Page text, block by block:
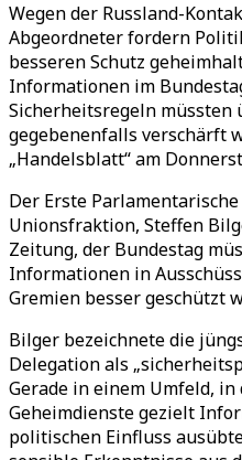
Wegen der Russland-
Abgeordneter fordern
besseren Schutz
Informationen im
Sicherheitsregeln
gegebenenfalls verschärft
„Handelsblatt“ am
Der Erste
Unionsfraktion, Steffen
Zeitung, der Bundestag
Informationen in
Gremien besser geschützt
Bilger bezeichnete die
Delegation als
Gerade in einem Umfeld, in
Geheimdienste gezielt
politischen Einfluss